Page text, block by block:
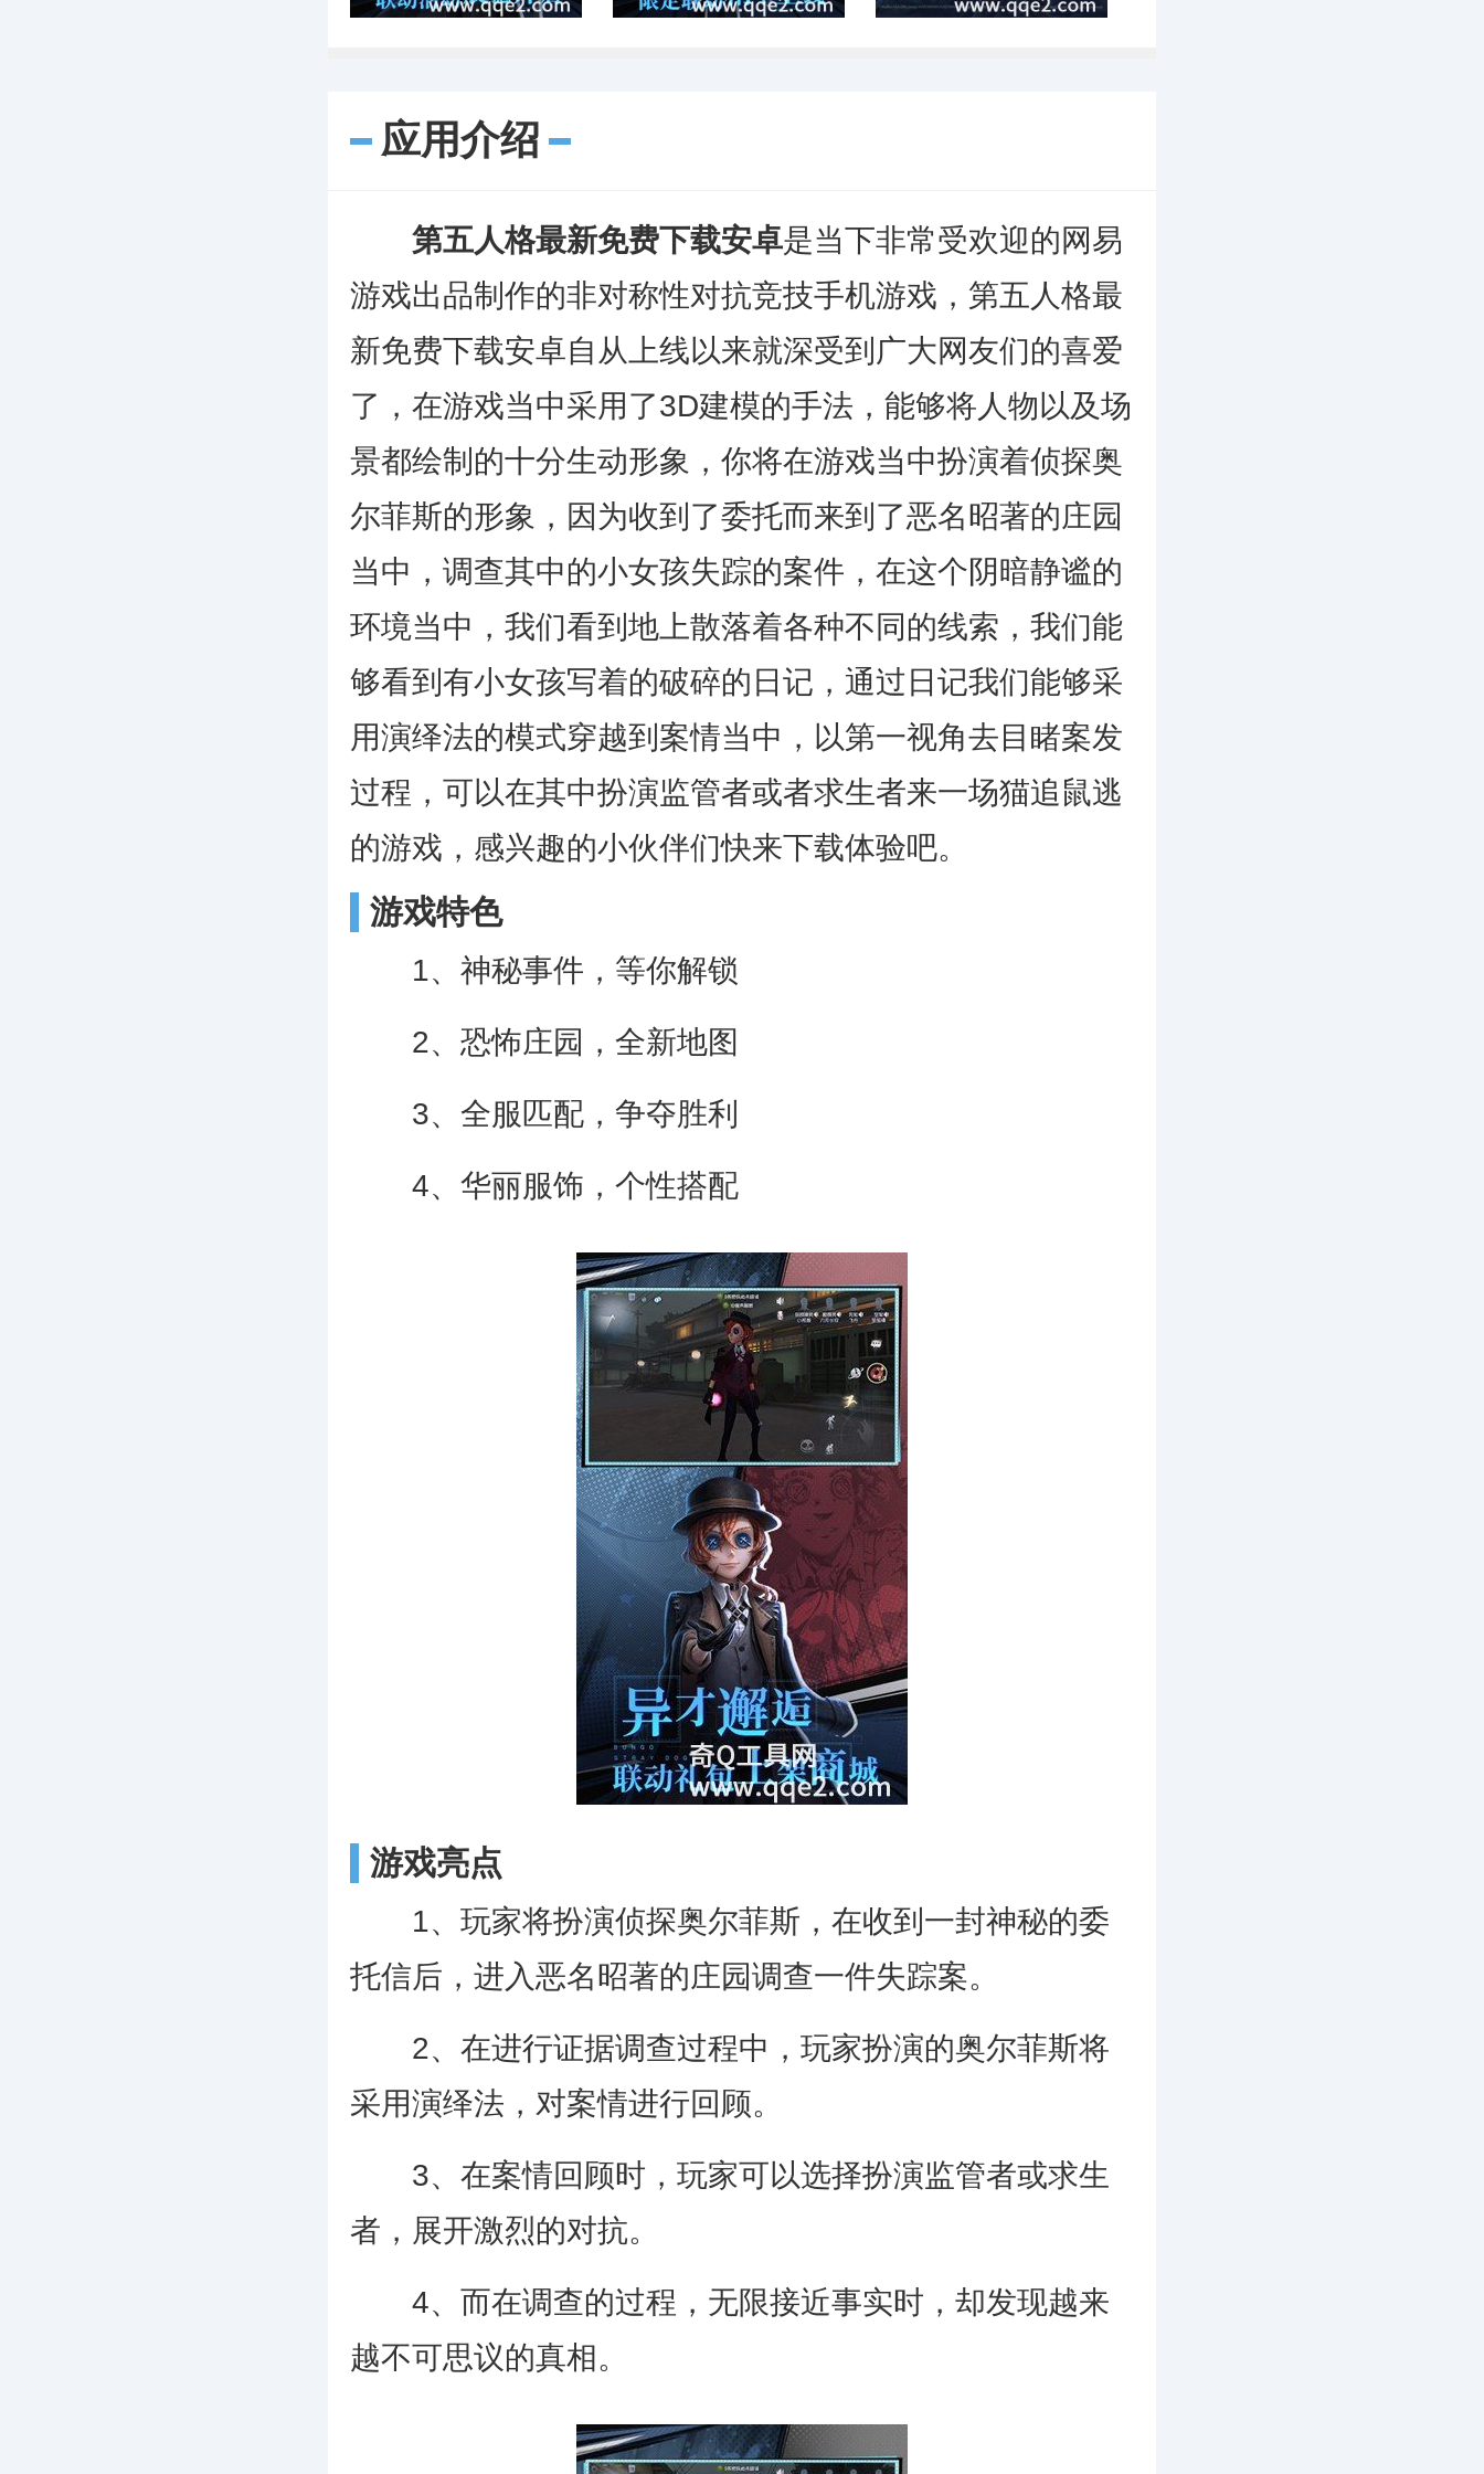
应用介绍
第五人格最新免费下载安卓是当下非常受欢迎的网易
游戏出品制作的非对称性对抗竞技手机游戏，第五人格最
新免费下载安卓自从上线以来就深受到广大网友们的喜爱
了，在游戏当中采用了3D建模的手法，能够将人物以及场
景都绘制的十分生动形象，你将在游戏当中扮演着侦探奥
尔菲斯的形象，因为收到了委托而来到了恶名昭著的庄园
当中，调查其中的小女孩失踪的案件，在这个阴暗静谧的
环境当中，我们看到地上散落着各种不同的线索，我们能
够看到有小女孩写着的破碎的日记，通过日记我们能够采
用演绎法的模式穿越到案情当中，以第一视角去目睹案发
过程，可以在其中扮演监管者或者求生者来一场猫追鼠逃
的游戏，感兴趣的小伙伴们快来下载体验吧。
游戏特色
1、神秘事件，等你解锁
2、恐怖庄园，全新地图
3、全服匹配，争夺胜利
4、华丽服饰，个性搭配
游戏亮点
1、玩家将扮演侦探奥尔菲斯，在收到一封神秘的委
托信后，进入恶名昭著的庄园调查一件失踪案。
2、在进行证据调查过程中，玩家扮演的奥尔菲斯将
采用演绎法，对案情进行回顾。
3、在案情回顾时，玩家可以选择扮演监管者或求生
者，展开激烈的对抗。
4、而在调查的过程，无限接近事实时，却发现越来
越不可思议的真相。